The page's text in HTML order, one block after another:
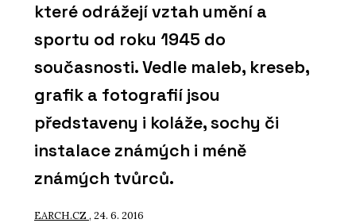
které odrážejí vztah umění a
sportu od roku 1945 do
současnosti. Vedle maleb, kreseb,
grafik a fotografií jsou
představeny i koláže, sochy či
instalace známých i méně
známých tvůrců.
EARCH.CZ , 24. 6. 2016